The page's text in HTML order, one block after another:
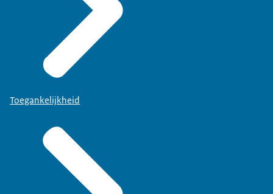
Toegankelijkheid